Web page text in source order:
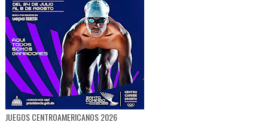
JUEGOS CENTROAMERICANOS 2026